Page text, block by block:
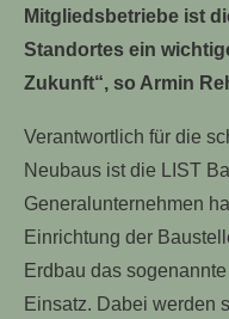
Mitgliedsbetriebe ist
Standortes ein
Zukunft“, so Armin
Verantwortlich für die
Neubaus ist die LIST
Generalunternehmen
Einrichtung der
Erdbau das
Einsatz. Dabei werden